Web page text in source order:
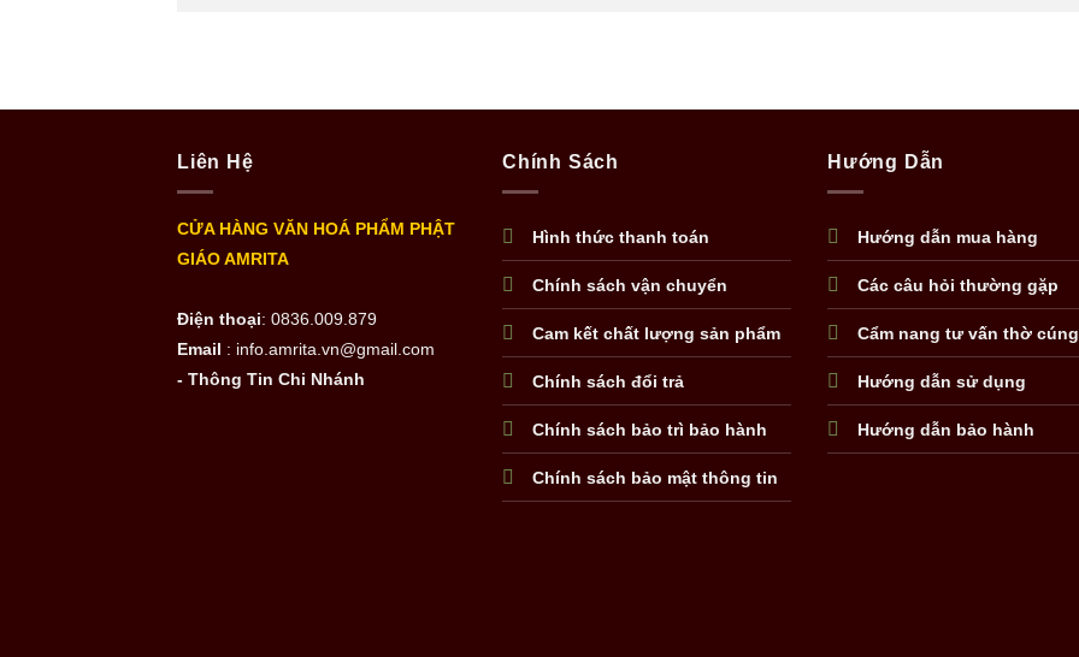
Liên Hệ
CỬA HÀNG VĂN HOÁ PHẨM PHẬT
GIÁO AMRITA
Điện thoại: 0836.009.879
Email : info.amrita.vn@gmail.com
- Thông Tin Chi Nhánh
Chính Sách
Hình thức thanh toán
Chính sách vận chuyển
Cam kết chất lượng sản phẩm
Chính sách đổi trả
Chính sách bảo trì bảo hành
Chính sách bảo mật thông tin
Hướng Dẫn
Hướng dẫn mua hàng
Các câu hỏi thường gặp
Cẩm nang tư vấn thờ cúng
Hướng dẫn sử dụng
Hướng dẫn bảo hành